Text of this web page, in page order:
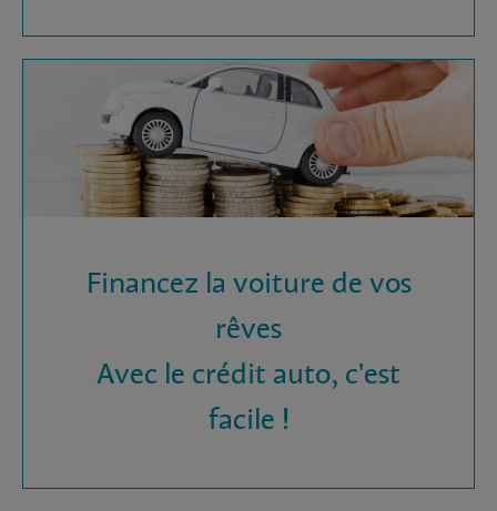
Financez la voiture de vos
rêves
Avec le crédit auto, c'est
facile !